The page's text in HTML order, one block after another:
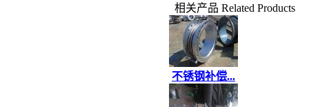
相关产品 Related Products
不锈钢补偿...